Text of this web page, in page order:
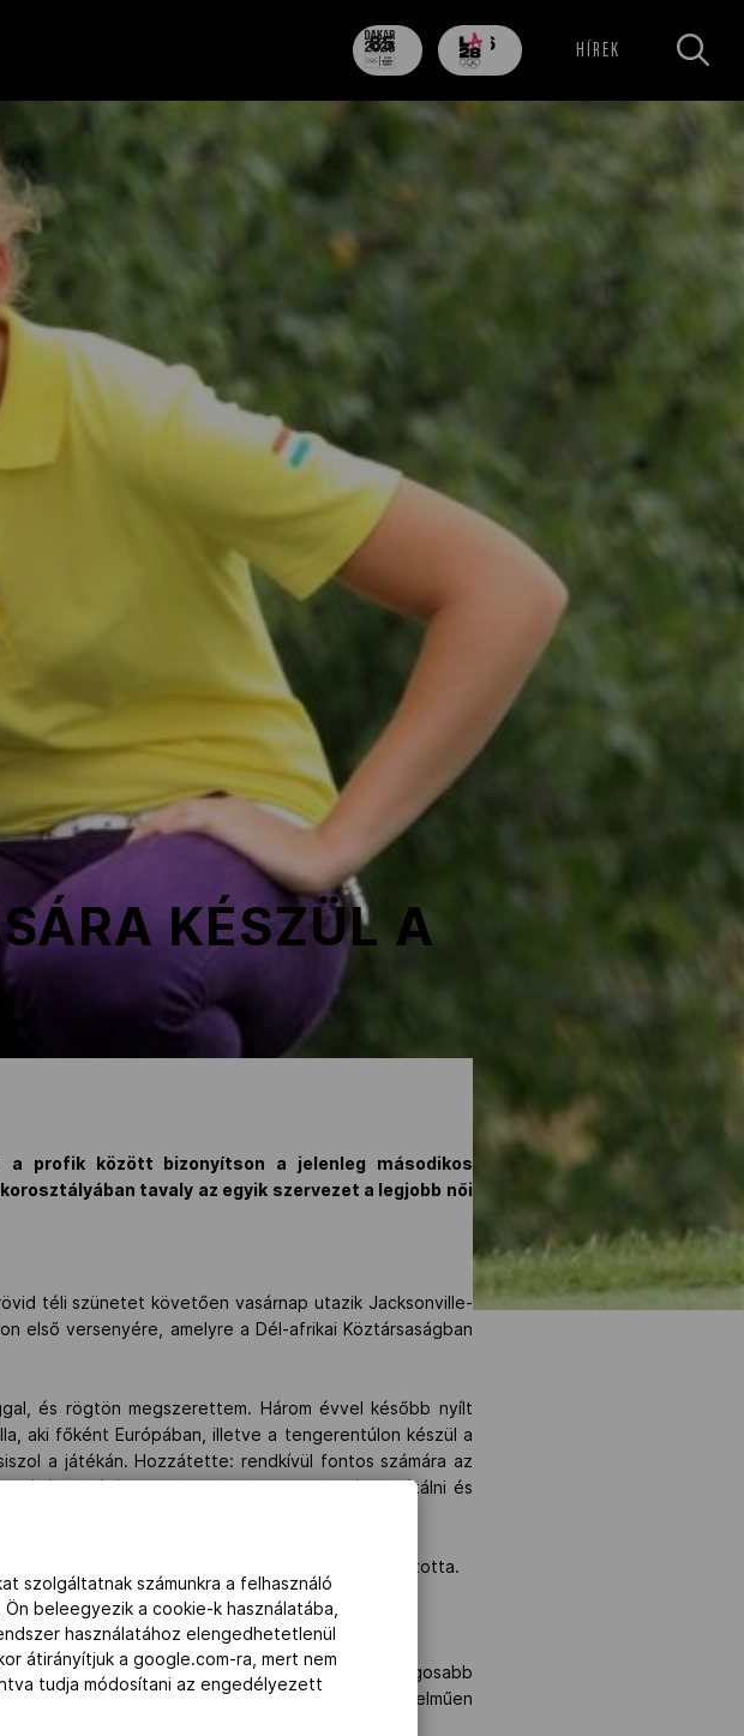
85
nap
706
nap HÍREK
KÉSZÜL A
a profik között bizonyítson a jelenleg másodikos
tavaly az egyik szervezet a legjobb női
téli szünetet követően vasárnap utazik Jacksonville-
első versenyére, amelyre a Dél-afrikai Köztársaságban
és rögtön megszerettem. Három évvel később nyílt
aki főként Európában, illetve a tengerentúlon készül a
a játékán. Hozzátette: rendkívül fontos számára az
játék öt órán keresztül tart, ami alatt végig sétálni és
tart.”
időigényes sportág, inkább utóbbit választotta.
a vízilabdát és a sznúkert is.”
játékos elárulta, szeretne még több és rangosabb
Rózsa Csilla hosszú távú terveit is egyértelműen
szolgáltatnak számunkra a felhasználó
beleegyezik a cookie-k használatába,
használatához elengedhetetlenül
átirányítjuk a google.com-ra, mert nem
tudja módosítani az engedélyezett